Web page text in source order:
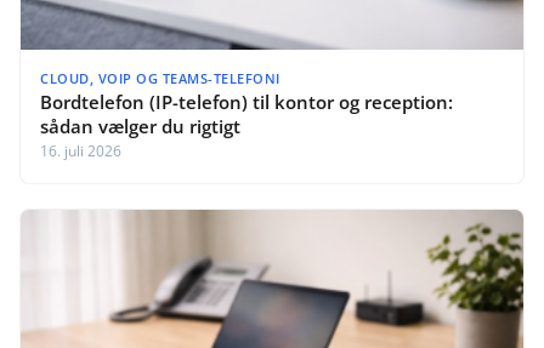
CLOUD, VOIP OG TEAMS-TELEFONI
Bordtelefon (IP-telefon) til kontor og reception:
sådan vælger du rigtigt
16. juli 2026